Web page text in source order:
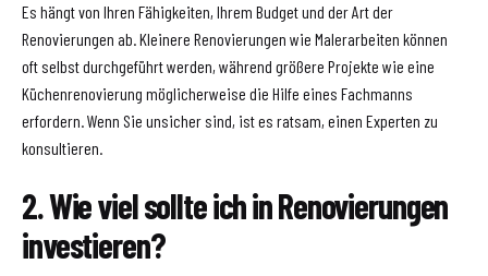
Es hängt von Ihren Fähigkeiten, Ihrem Budget und der Art der
Renovierungen ab. Kleinere Renovierungen wie Malerarbeiten können
oft selbst durchgeführt werden, während größere Projekte wie eine
Küchenrenovierung möglicherweise die Hilfe eines Fachmanns
erfordern. Wenn Sie unsicher sind, ist es ratsam, einen Experten zu
konsultieren.
2. Wie viel sollte ich in Renovierungen
investieren?